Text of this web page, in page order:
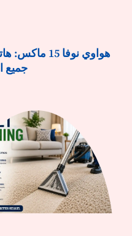
هواوي نوفا 15
جميع